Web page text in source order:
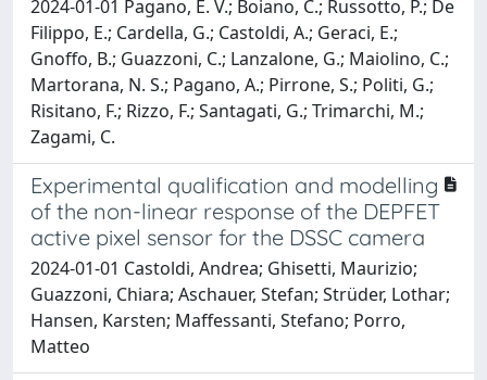
2024-01-01 Pagano, E. V.; Boiano, C.; Russotto, P.; De
Filippo, E.; Cardella, G.; Castoldi, A.; Geraci, E.;
Gnoffo, B.; Guazzoni, C.; Lanzalone, G.; Maiolino, C.;
Martorana, N. S.; Pagano, A.; Pirrone, S.; Politi, G.;
Risitano, F.; Rizzo, F.; Santagati, G.; Trimarchi, M.;
Zagami, C.
Experimental qualification and modelling
of the non-linear response of the DEPFET
active pixel sensor for the DSSC camera
2024-01-01 Castoldi, Andrea; Ghisetti, Maurizio;
Guazzoni, Chiara; Aschauer, Stefan; Strüder, Lothar;
Hansen, Karsten; Maffessanti, Stefano; Porro,
Matteo